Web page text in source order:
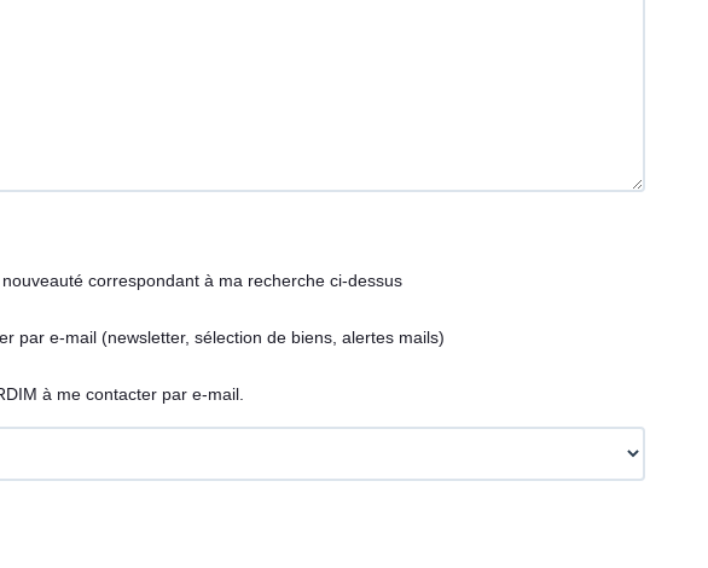
correspondant à ma recherche ci-dessus
par e-mail (newsletter, sélection de biens, alertes mails)
à me contacter par e-mail.